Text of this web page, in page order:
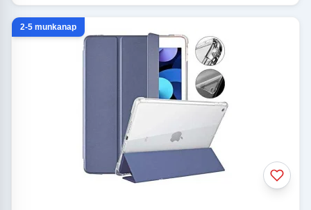
2-5 munkanap